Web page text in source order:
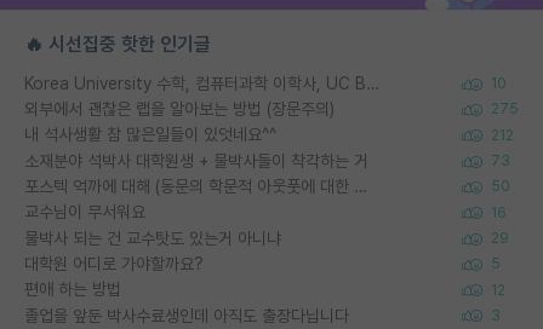
🔥 시선집중 핫한 인기글
Korea University 수학, 컴퓨터과학 이학사, UC Berkeley 산업공학 대학원 공학박사가 되는 것은 쉽지 않겠죠? 10
외부에서 괜찮은 랩을 알아보는 방법 (장문주의) 275
내 석사생활 참 많은일들이 있엇네요^^ 212
소재분야 석박사 대학원생 + 물박사들이 착각하는 거 73
포스텍 억까에 대해 (동문의 학문적 아웃풋에 대한 반박) 50
교수님이 무서워요 16
물박사 되는 건 교수탓도 있는거 아니냐 29
대학원 어디로 가야할까요? 5
편애 하는 방법 12
졸업을 앞둔 박사수료생인데 아직도 출장다닙니다 3